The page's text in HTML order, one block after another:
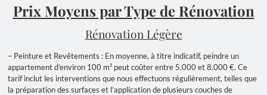
Prix Moyens par Type de Rénovation
Rénovation Légère
– Peinture et Revêtements : En moyenne, à titre indicatif, peindre un
appartement d’environ 100 m² peut coûter entre 5.000 et 8.000 €. Ce
tarif inclut les interventions que nous effectuons régulièrement, telles que
la préparation des surfaces et l’application de plusieurs couches de